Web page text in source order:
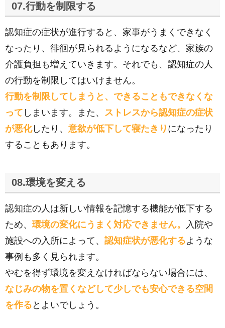
07.行動を制限する
認知症の症状が進行すると、家事がうまくできなく
なったり、徘徊が見られるようになるなど、家族の
介護負担も増えていきます。それでも、認知症の人
の行動を制限してはいけません。
行動を制限してしまうと、できることもできなくな
って しまいます。また、 ストレスから認知症の症状
が悪化したり、 意欲が低下して寝たきり になったり
することもあります。
08.環境を変える
認知症の人は新しい情報を記憶する機能が低下する
ため、 環境の変化にうまく対応できません。 入院や
施設への入所によって、 認知症状が悪化するような
事例も多く見られます。
やむを得ず環境を変えなければならない場合には、
なじみの物を置くなどして少しでも安心できる空間
を作る とよいでしょう。